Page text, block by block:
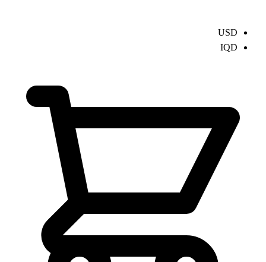
USD
IQD